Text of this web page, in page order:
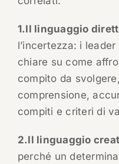
1.Il linguaggio
l’incertezza: i
chiare su come
compito da
comprensione,
compiti e criteri di
2.Il linguaggio
perché un